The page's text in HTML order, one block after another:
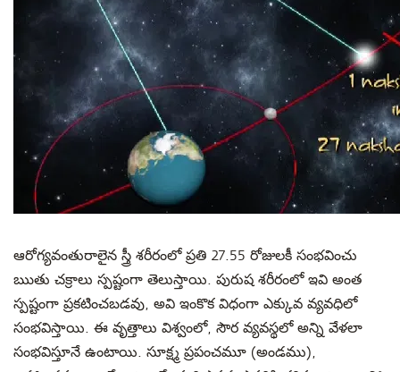
ఆరోగ్యవంతురాలైన స్త్రీ శరీరంలో ప్రతి 27.55 రోజులకీ సంభవించు
ఋతు చక్రాలు స్పష్టంగా తెలుస్తాయి. పురుష శరీరంలో ఇవి అంత
స్పష్టంగా ప్రకటించబడవు, అవి ఇంకొక విధంగా ఎక్కువ వ్యవధిలో
సంభవిస్తాయి. ఈ వృత్తాలు విశ్వంలో, సౌర వ్యవస్థలో అన్ని వేళలా
సంభవిస్తూనే ఉంటాయి. సూక్ష్మ ప్రపంచమూ (అండము),